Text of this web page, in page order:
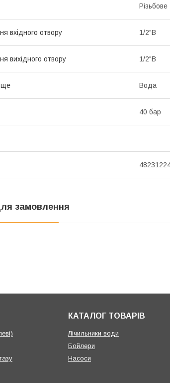
Різьбове
вхідного отвору 1/2"В
вихідного отвору 1/2"В
Вода
40 бар
замовлення
КАТАЛОГ ТОВАРІВ
Лічильники води
Бойлери
Насоси